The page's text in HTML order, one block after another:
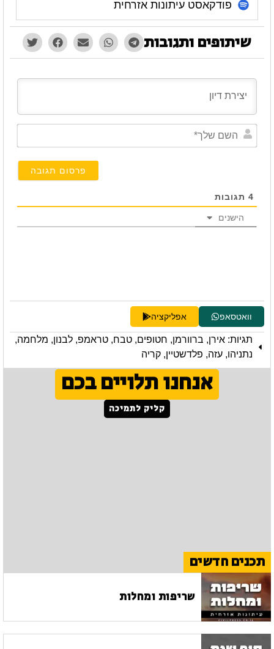
פודקאסט עיתונות אזרחית
שיתופים ותגובות
4 תגובות
הישנים
וואטסאפ אפליקציה
תגיות: אירן, ברוורמן, חטופים, טבח, טראמפ, לבנון, מלחמה,
נתניהו, עזה, פלדשטיין, קריה
אנחנו תלויים בכם
קליק לתמיכה
תכנים חדשים
שריפות ומחלות